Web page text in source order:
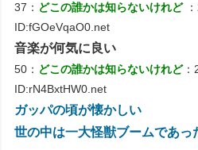
37： どこの誰かは知らないけれど
ID:fGOeVqaO0.net
音楽が何気に良い
50： どこの誰かは知らないけれど：
ID:rN4BxtHW0.net
ガッパの頃が懐かしい
世の中は一大怪獣ブームであっ